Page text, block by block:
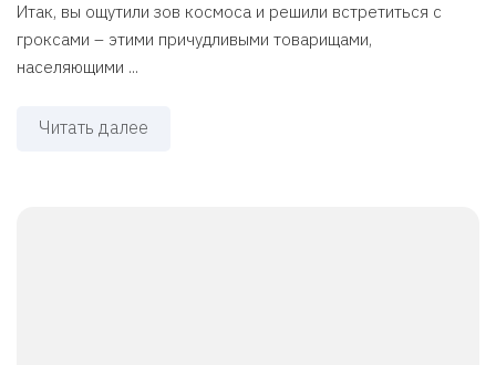
Итак, вы ощутили зов космоса и решили встретиться с
гроксами – этими причудливыми товарищами,
населяющими ...
Читать далее